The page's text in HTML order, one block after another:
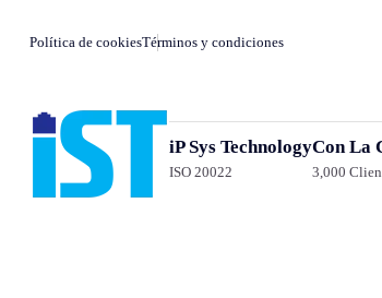
Política de cookiesTérminos y condiciones
iP Sys Technology
ISO 20022
Con La
3,000